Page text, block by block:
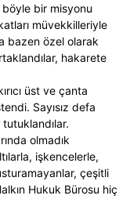
bir misyonu
müvekkilleriyle
bazen özel olarak
hakarete
üst ve çanta
Sayısız defa
olmadık
işkencelerle,
çeşitli
Hukuk Bürosu hiç